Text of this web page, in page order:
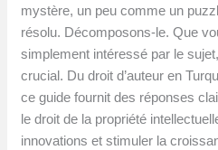
mystère, un peu comme un
résolu. Décomposons-le. Que
simplement intéressé par le
crucial. Du droit d’auteur en
ce guide fournit des réponses
le droit de la propriété
innovations et stimuler la